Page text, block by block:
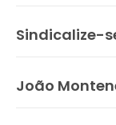
Sindicalize-
João